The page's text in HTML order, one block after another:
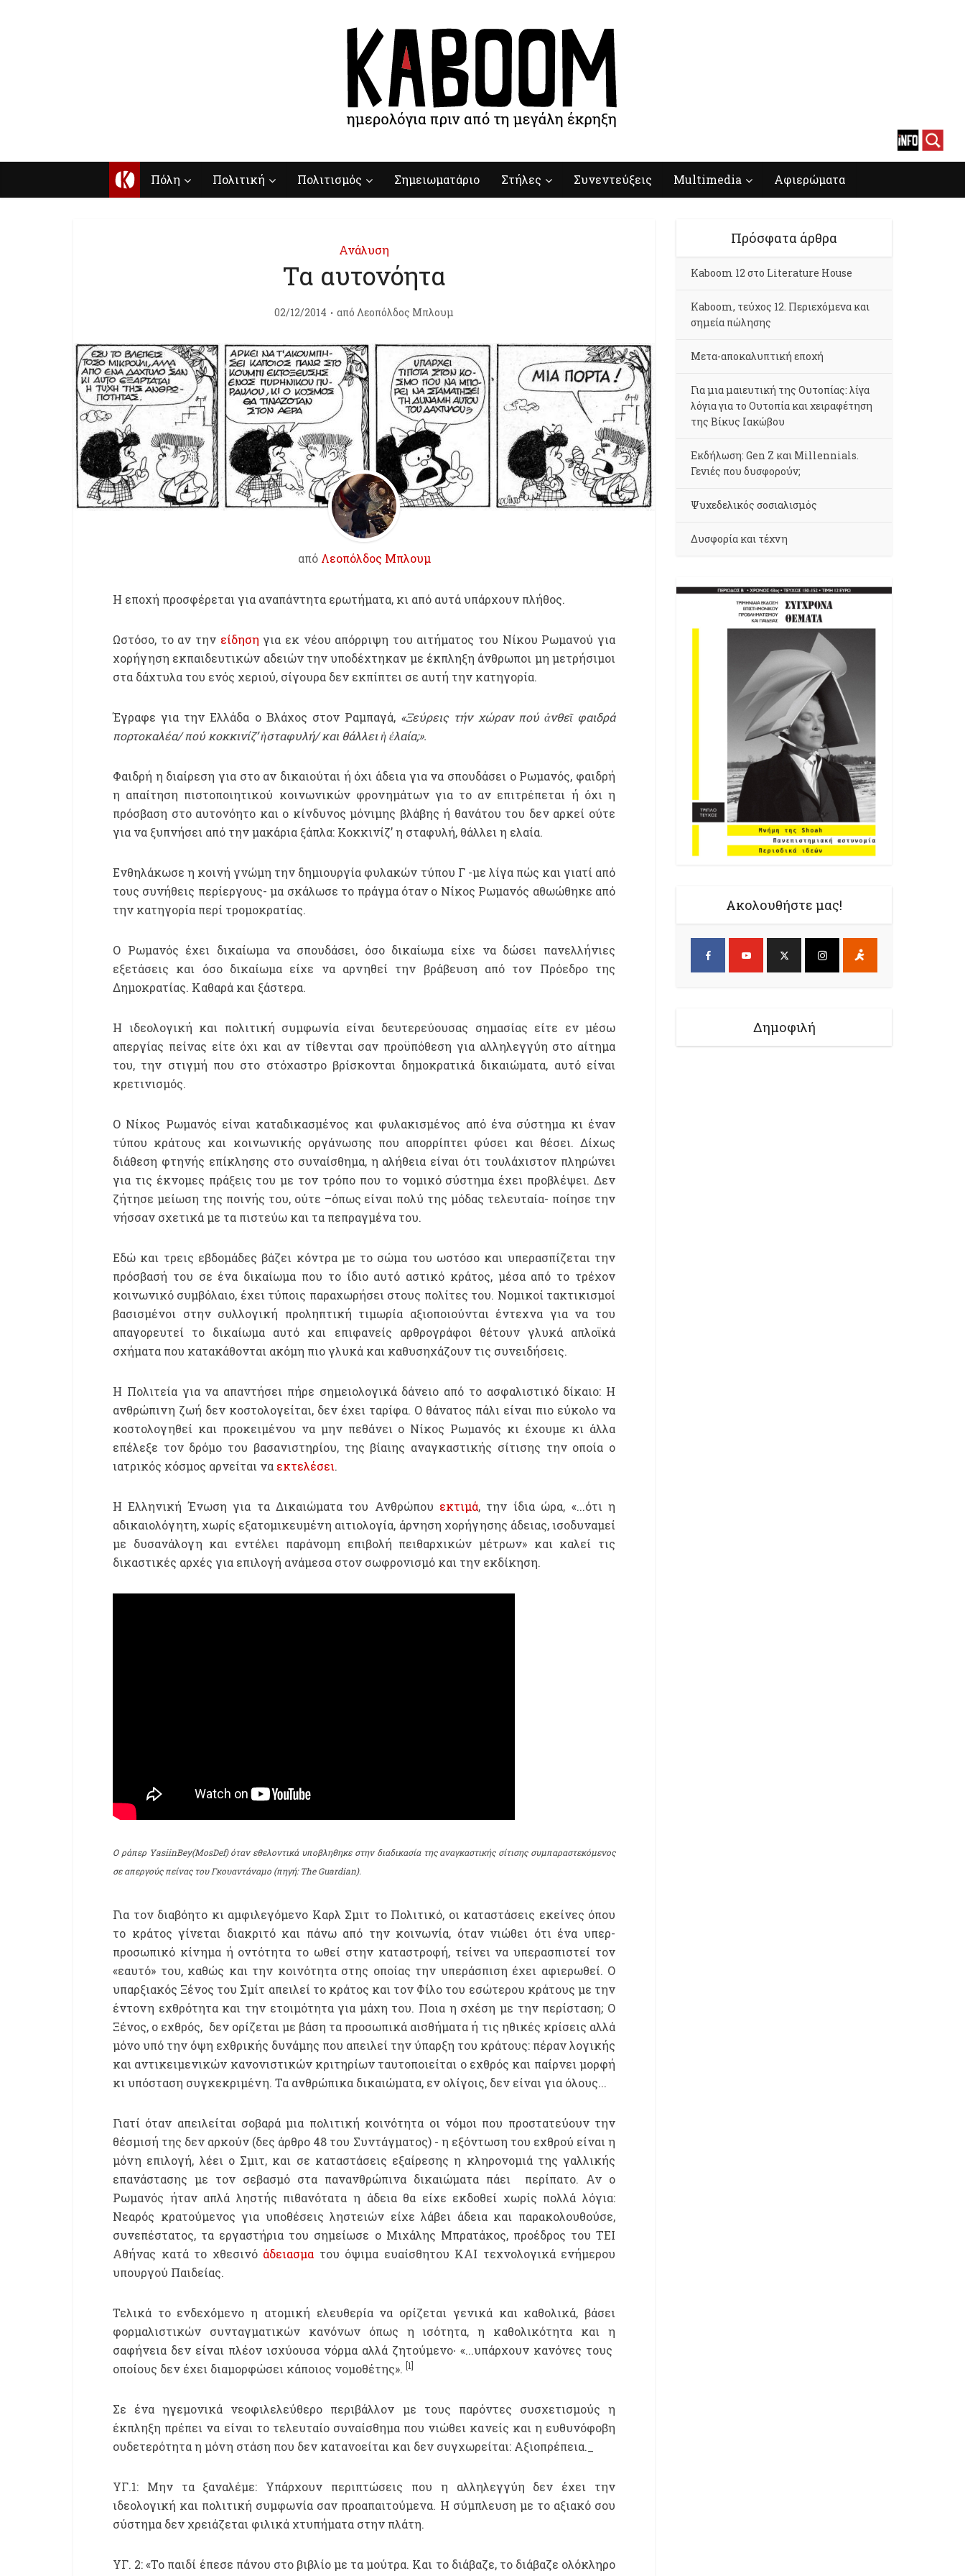
Κ Πόλη Πολιτική Πολιτισμός Σημειωματάριο Στήλες Συνεντεύξεις Multimedia Αφιερώματα
Ανάλυση
Τα αυτονόητα
02/12/2014 από Λεοπόλδος Μπλουμ
από Λεοπόλδος Μπλουμ
Η εποχή προσφέρεται για αναπάντητα ερωτήματα, κι από αυτά υπάρχουν πλήθος.
Ωστόσο, το αν την είδηση για εκ νέου απόρριψη του αιτήματος του Νίκου Ρωμανού για
χορήγηση εκπαιδευτικών αδειών την υποδέχτηκαν με έκπληξη άνθρωποι μη μετρήσιμοι
στα δάχτυλα του ενός χεριού, σίγουρα δεν εκπίπτει σε αυτή την κατηγορία.
Έγραφε για την Ελλάδα ο Βλάχος στον Ραμπαγά, «Ξεύρεις τήν χώραν πού ἀνθεῖ φαιδρά
πορτοκαλέα/ πού κοκκινίζ’ ἡσταφυλή/ και θάλλει ἡ ἐλαία;».
Φαιδρή η διαίρεση για στο αν δικαιούται ή όχι άδεια για να σπουδάσει ο Ρωμανός, φαιδρή
η απαίτηση πιστοποιητικού κοινωνικών φρονημάτων για το αν επιτρέπεται ή όχι η
πρόσβαση στο αυτονόητο και ο κίνδυνος μόνιμης βλάβης ή θανάτου του δεν αρκεί ούτε
για να ξυπνήσει από την μακάρια ξάπλα: Κοκκινίζ’ η σταφυλή, θάλλει η ελαία.
Ενθηλάκωσε η κοινή γνώμη την δημιουργία φυλακών τύπου Γ -με λίγα πώς και γιατί από
τους συνήθεις περίεργους- μα σκάλωσε το πράγμα όταν ο Νίκος Ρωμανός αθωώθηκε από
την κατηγορία περί τρομοκρατίας.
Ο Ρωμανός έχει δικαίωμα να σπουδάσει, όσο δικαίωμα είχε να δώσει πανελλήνιες
εξετάσεις και όσο δικαίωμα είχε να αρνηθεί την βράβευση από τον Πρόεδρο της
Δημοκρατίας. Καθαρά και ξάστερα.
Η ιδεολογική και πολιτική συμφωνία είναι δευτερεύουσας σημασίας είτε εν μέσω
απεργίας πείνας είτε όχι και αν τίθενται σαν προϋπόθεση για αλληλεγγύη στο αίτημα
του, την στιγμή που στο στόχαστρο βρίσκονται δημοκρατικά δικαιώματα, αυτό είναι
κρετινισμός.
O Nίκος Ρωμανός είναι καταδικασμένος και φυλακισμένος από ένα σύστημα κι έναν
τύπου κράτους και κοινωνικής οργάνωσης που απορρίπτει φύσει και θέσει. Δίχως
διάθεση φτηνής επίκλησης στο συναίσθημα, η αλήθεια είναι ότι τουλάχιστον πληρώνει
για τις έκνομες πράξεις του με τον τρόπο που το νομικό σύστημα έχει προβλέψει. Δεν
ζήτησε μείωση της ποινής του, ούτε –όπως είναι πολύ της μόδας τελευταία- ποίησε την
νήσσαν σχετικά με τα πιστεύω και τα πεπραγμένα του.
Εδώ και τρεις εβδομάδες βάζει κόντρα με το σώμα του ωστόσο και υπερασπίζεται την
πρόσβασή του σε ένα δικαίωμα που το ίδιο αυτό αστικό κράτος, μέσα από το τρέχον
κοινωνικό συμβόλαιο, έχει τύποις παραχωρήσει στους πολίτες του. Νομικοί τακτικισμοί
βασισμένοι στην συλλογική προληπτική τιμωρία αξιοποιούνται έντεχνα για να του
απαγορευτεί το δικαίωμα αυτό και επιφανείς αρθρογράφοι θέτουν γλυκά απλοϊκά
σχήματα που κατακάθονται ακόμη πιο γλυκά και καθυσηχάζουν τις συνειδήσεις.
Η Πολιτεία για να απαντήσει πήρε σημειολογικά δάνειο από το ασφαλιστικό δίκαιο: Η
ανθρώπινη ζωή δεν κοστολογείται, δεν έχει ταρίφα. Ο θάνατος πάλι είναι πιο εύκολο να
κοστολογηθεί και προκειμένου να μην πεθάνει ο Νίκος Ρωμανός κι έχουμε κι άλλα
επέλεξε τον δρόμο του βασανιστηρίου, της βίαιης αναγκαστικής σίτισης την οποία ο
ιατρικός κόσμος αρνείται να εκτελέσει.
Η Ελληνική Ένωση για τα Δικαιώματα του Ανθρώπου εκτιμά, την ίδια ώρα, «...ότι η
αδικαιολόγητη, χωρίς εξατομικευμένη αιτιολογία, άρνηση χορήγησης άδειας, ισοδυναμεί
με δυσανάλογη και εντέλει παράνομη επιβολή πειθαρχικών μέτρων» και καλεί τις
δικαστικές αρχές για επιλογή ανάμεσα στον σωφρονισμό και την εκδίκηση.
Ο ράπερ ΥasiinBey(MosDef) όταν εθελοντικά υποβληθηκε στην διαδικασία της αναγκαστικής σίτισης συμπαραστεκόμενος
σε απεργούς πείνας του Γκουαντάναμο (πηγή: The Guardian).
Για τον διαβόητο κι αμφιλεγόμενο Καρλ Σμιτ το Πολιτικό, οι καταστάσεις εκείνες όπου
το κράτος γίνεται διακριτό και πάνω από την κοινωνία, όταν νιώθει ότι ένα υπερ-
προσωπικό κίνημα ή οντότητα το ωθεί στην καταστροφή, τείνει να υπερασπιστεί τον
«εαυτό» του, καθώς και την κοινότητα στης οποίας την υπεράσπιση έχει αφιερωθεί. O
υπαρξιακός Ξένος του Σμίτ απειλεί το κράτος και τον Φίλο του εσώτερου κράτους με την
έντονη εχθρότητα και την ετοιμότητα για μάχη του. Ποια η σχέση με την περίσταση; Ο
Ξένος, ο εχθρός, δεν ορίζεται με βάση τα προσωπικά αισθήματα ή τις ηθικές κρίσεις αλλά
μόνο υπό την όψη εχθρικής δυνάμης που απειλεί την ύπαρξη του κράτους: πέραν λογικής
και αντικειμενικών κανονιστικών κριτηρίων ταυτοποιείται ο εχθρός και παίρνει μορφή
κι υπόσταση συγκεκριμένη. Τα ανθρώπικα δικαιώματα, εν ολίγοις, δεν είναι για όλους...
Γιατί όταν απειλείται σοβαρά μια πολιτική κοινότητα οι νόμοι που προστατεύουν την
θέσμισή της δεν αρκούν (δες άρθρο 48 του Συντάγματος) - η εξόντωση του εχθρού είναι η
μόνη επιλογή, λέει ο Σμιτ, και σε καταστάσεις εξαίρεσης η κληρονομιά της γαλλικής
επανάστασης με τον σεβασμό στα πανανθρώπινα δικαιώματα πάει περίπατο. Αν ο
Ρωμανός ήταν απλά ληστής πιθανότατα η άδεια θα είχε εκδοθεί χωρίς πολλά λόγια:
Νεαρός κρατούμενος για υποθέσεις ληστειών είχε λάβει άδεια και παρακολουθούσε,
συνεπέστατος, τα εργαστήρια του σημείωσε ο Μιχάλης Μπρατάκος, προέδρος του ΤΕΙ
Αθήνας κατά το χθεσινό άδειασμα του όψιμα ευαίσθητου ΚΑΙ τεχνολογικά ενήμερου
υπουργού Παιδείας.
Τελικά το ενδεχόμενο η ατομική ελευθερία να ορίζεται γενικά και καθολικά, βάσει
φορμαλιστικών συνταγματικών κανόνων όπως η ισότητα, η καθολικότητα και η
σαφήνεια δεν είναι πλέον ισχύουσα νόρμα αλλά ζητούμενο∙ «...υπάρχουν κανόνες τους
οποίους δεν έχει διαμορφώσει κάποιος νομοθέτης». [1]
Σε ένα ηγεμονικά νεοφιλελεύθερο περιβάλλον με τους παρόντες συσχετισμούς η
έκπληξη πρέπει να είναι το τελευταίο συναίσθημα που νιώθει κανείς και η ευθυνόφοβη
ουδετερότητα η μόνη στάση που δεν κατανοείται και δεν συγχωρείται: Αξιοπρέπεια._
ΥΓ.1: Μην τα ξαναλέμε: Υπάρχουν περιπτώσεις που η αλληλεγγύη δεν έχει την
ιδεολογική και πολιτική συμφωνία σαν προαπαιτούμενα. Η σύμπλευση με το αξιακό σου
σύστημα δεν χρειάζεται φιλικά χτυπήματα στην πλάτη.
ΥΓ. 2: «Το παιδί έπεσε πάνου στο βιβλίο με τα μούτρα. Και το διάβαζε, το διάβαζε ολόκληρο
Πρόσφατα άρθρα
Kaboom 12 στο Literature House
Kaboom, τεύχος 12. Περιεχόμενα και
σημεία πώλησης
Μετα-αποκαλυπτική εποχή
Για μια μαιευτική της Ουτοπίας: λίγα
λόγια για το Ουτοπία και χειραφέτηση
της Βίκυς Ιακώβου
Εκδήλωση: Gen Z και Millennials.
Γενιές που δυσφορούν;
Ψυχεδελικός σοσιαλισμός
Δυσφορία και τέχνη
Ακολουθήστε μας!
Δημοφιλή